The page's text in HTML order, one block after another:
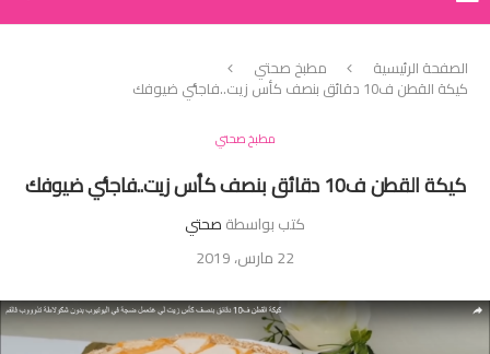
الصفحة الرئيسية مطبخ صحتي
كيكة القطن ف10 دقائق بنصف كأس زيت..فاجئي ضيوفك
مطبخ صحتي
كيكة القطن ف10 دقائق بنصف كأس زيت..فاجئي ضيوفك
كتب بواسطةصحتي
22 مارس، 2019